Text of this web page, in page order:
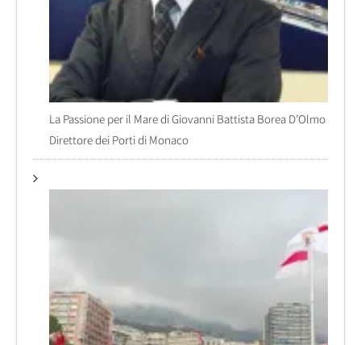
La Passione per il Mare di Giovanni Battista Borea D’Olmo
Direttore dei Porti di Monaco